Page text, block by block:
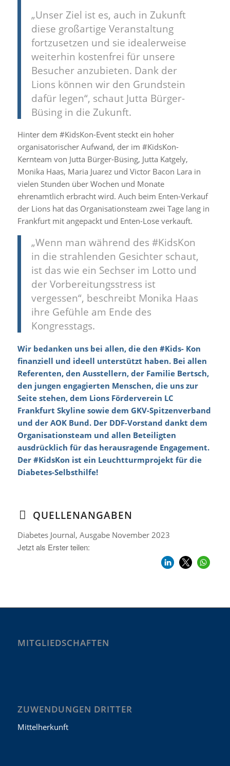
„Unser Ziel ist es, auch in Zukunft
diese großartige Veranstaltung
fortzusetzen und sie idealerweise
weiterhin kostenfrei für unsere
Besucher anzubieten. Dank der
Lions können wir den Grundstein
dafür legen“, schaut Jutta Bürger-
Büsing in die Zukunft.
Hinter dem #KidsKon-Event steckt ein hoher
organisatorischer Aufwand, der im #KidsKon-
Kernteam von Jutta Bürger-Büsing, Jutta Katgely,
Monika Haas, Maria Juarez und Victor Bacon Lara in
vielen Stunden über Wochen und Monate
ehrenamtlich erbracht wird. Auch beim Enten-Verkauf
der Lions hat das Organisationsteam zwei Tage lang in
Frankfurt mit angepackt und Enten-Lose verkauft.
„Wenn man während des #KidsKon
in die strahlenden Gesichter schaut,
ist das wie ein Sechser im Lotto und
der Vorbereitungsstress ist
vergessen“, beschreibt Monika Haas
ihre Gefühle am Ende des
Kongresstags.
Wir bedanken uns bei allen, die den #Kids- Kon
finanziell und ideell unterstützt haben. Bei allen
Referenten, den Ausstellern, der Familie Bertsch,
den jungen engagierten Menschen, die uns zur
Seite stehen, dem Lions Förderverein LC
Frankfurt Skyline sowie dem GKV-Spitzenverband
und der AOK Bund. Der DDF-Vorstand dankt dem
Organisationsteam und allen Beteiligten
ausdrücklich für das herausragende Engagement.
Der #KidsKon ist ein Leuchtturmprojekt für die
Diabetes-Selbsthilfe!
QUELLENANGABEN
Diabetes Journal, Ausgabe November 2023
Jetzt als Erster teilen:
MITGLIEDSCHAFTEN
ZUWENDUNGEN DRITTER
Mittelherkunft